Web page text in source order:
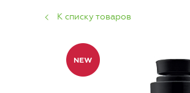
К списку товаров